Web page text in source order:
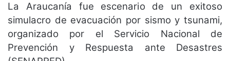
La Araucanía fue escenario de un exitoso
simulacro de evacuación por sismo y tsunami,
organizado por el Servicio Nacional de
Prevención y Respuesta ante Desastres